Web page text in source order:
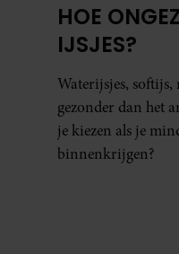
HOE
IJSJES?
Waterijsjes,
gezonder dan het
je kiezen als je
binnenkrijgen?